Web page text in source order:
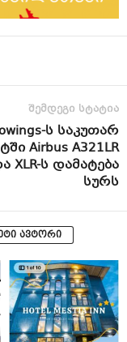
შემდეგი სტატია
ს საკუთარ
Airbus A321LR
XLR-ს დამატება
სურს
ავტორი